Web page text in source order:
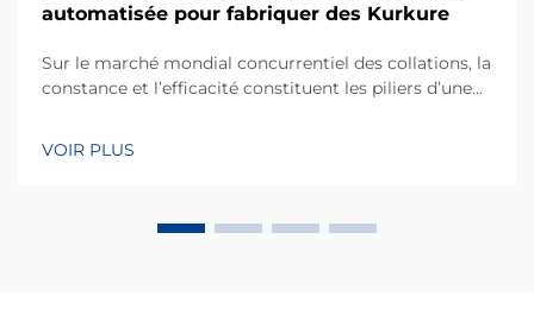
automatisée pour fabriquer des Kurkure
Sur le marché mondial concurrentiel des collations, la
constance et l’efficacité constituent les piliers d’une
réputé pour sa forme irrégulière unique et sa texture
VOIR PLUS